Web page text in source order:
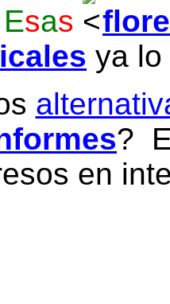
Esas
ya
?
en